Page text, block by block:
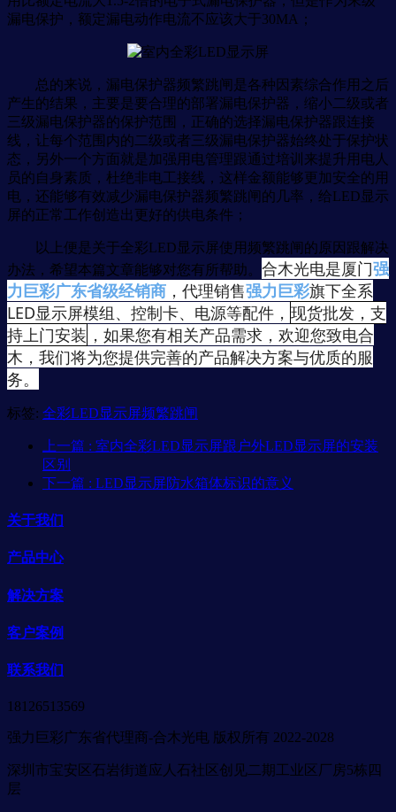
漏电保护，额定漏电动作电流不应该大于30MA；
总的来说，漏电保护器频繁跳闸是各种因素综合作用之后
产生的结果，主要是要合理的部署漏电保护器，缩小二级或者
三级漏电保护器的保护范围，正确的选择漏电保护器跟连接
线，让每个范围内的二级或者三级漏电保护器始终处于保护状
态，另外一个方面就是加强用电管理跟通过培训来提升用电人
员的自身素质，杜绝非电工接线，这样金额能够更加安全的用
电，还能够有效减少漏电保护器频繁跳闸的几率，给LED显示
屏的正常工作创造出更好的供电条件；
以上便是关于全彩LED显示屏使用频繁跳闸的原因跟解决
办法，希望本篇文章能够对您有所帮助。 合木光电是厦门强
力巨彩广东省级经销商 ，代理销售强力巨彩旗下全系
LED显示屏模组、控制卡、电源等配件， 现货批发，支
持上门安装 ，如果您有相关产品需求，欢迎您致电合
木，我们将为您提供完善的产品解决方案与优质的服
务。
标签: 全彩LED显示屏频繁跳闸
上一篇 : 室内全彩LED显示屏跟户外LED显示屏的安装
区别
下一篇 : LED显示屏防水箱体标识的意义
关于我们
产品中心
解决方案
客户案例
联系我们
18126513569
强力巨彩广东省代理商-合木光电 版权所有 2022-2028
深圳市宝安区石岩街道应人石社区创见二期工业区厂房5栋四
层